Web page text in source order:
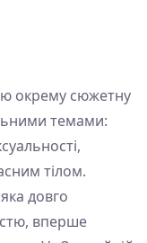
окрему сюжетну
темами:
тілом.
довго
вперше